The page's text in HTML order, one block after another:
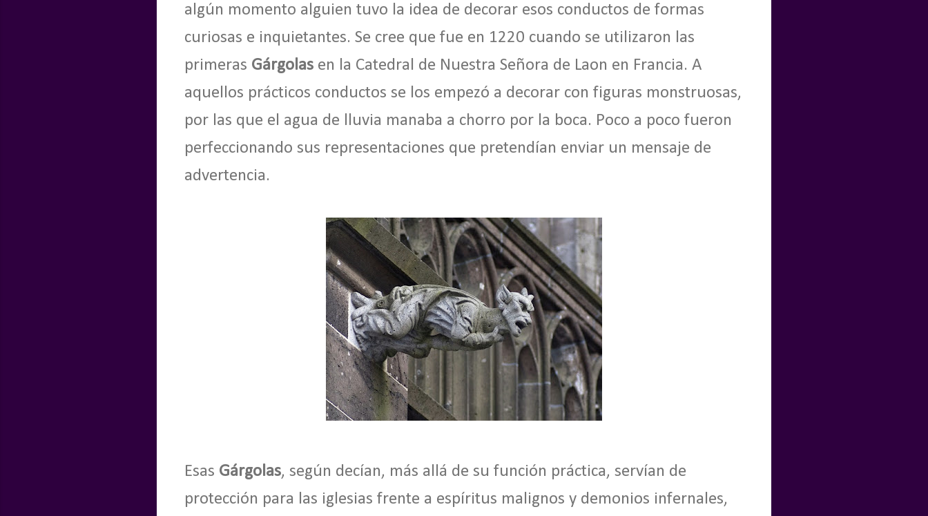
algún momento alguien tuvo la idea de decorar esos conductos de formas
curiosas e inquietantes. Se cree que fue en 1220 cuando se utilizaron las
primeras Gárgolas en la Catedral de Nuestra Señora de Laon en Francia. A
aquellos prácticos conductos se los empezó a decorar con figuras monstruosas,
por las que el agua de lluvia manaba a chorro por la boca. Poco a poco fueron
perfeccionando sus representaciones que pretendían enviar un mensaje de
advertencia.
Esas Gárgolas, según decían, más allá de su función práctica, servían de
protección para las iglesias frente a espíritus malignos y demonios infernales,